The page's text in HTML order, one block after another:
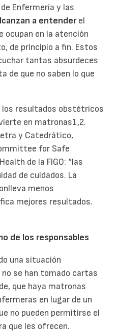
Enfermería y las
a entender el
ocupan en la atención
de principio a fin. Estos
tantas absurdeces
de que no saben lo que
los resultados obstétricos
en matronas1,2.
y Catedrático,
for Safe
de la FIGO: “las
de cuidados. La
menos
mejores resultados.
de los responsables
una situación
se han tomado cartas
que haya matronas
en lugar de un
no pueden permitirse el
que les ofrecen.